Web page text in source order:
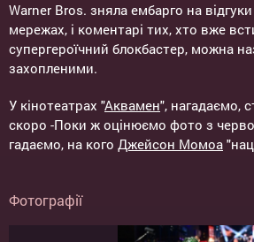
Warner Bros. зняла ембарго на
мережах, і коментарі тих, хто вже
супергероїчний блокбастер, можна
захопленими.
У кінотеатрах "Аквамен", нагадаємо,
скоро -Поки ж оцінюємо фото з
гадаємо, на кого Джейсон Момоа
Фотографії